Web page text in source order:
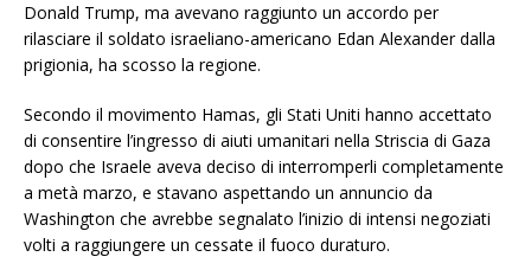
Donald Trump, ma avevano raggiunto un accordo per
rilasciare il soldato israeliano-americano Edan Alexander dalla
prigionia, ha scosso la regione.
Secondo il movimento Hamas, gli Stati Uniti hanno accettato
di consentire l’ingresso di aiuti umanitari nella Striscia di Gaza
dopo che Israele aveva deciso di interromperli completamente
a metà marzo, e stavano aspettando un annuncio da
Washington che avrebbe segnalato l’inizio di intensi negoziati
volti a raggiungere un cessate il fuoco duraturo.